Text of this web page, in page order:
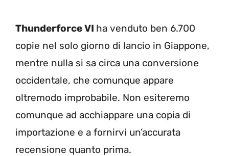
Thunderforce VI ha venduto ben 6.700
copie nel solo giorno di lancio in Giappone,
mentre nulla si sa circa una conversione
occidentale, che comunque appare
oltremodo improbabile. Non esiteremo
comunque ad acchiappare una copia di
importazione e a fornirvi un’accurata
recensione quanto prima.